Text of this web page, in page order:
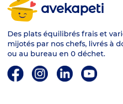
avekapeti
Des plats équilibrés frais et
mijotés par nos chefs, livrés à
ou au bureau en 0 déchet.